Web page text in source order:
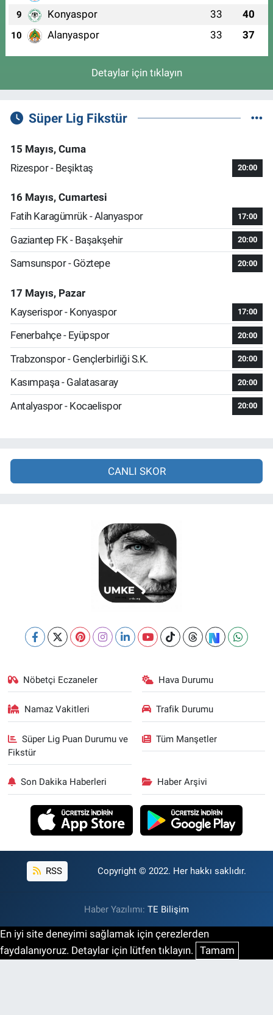
9 Konyaspor 33 40
10 Alanyaspor 33 37
Detaylar için tıklayın
Süper Lig Fikstür
15 Mayıs, Cuma
Rizespor - Beşiktaş
20:00
16 Mayıs, Cumartesi
Fatih Karagümrük - Alanyaspor
17:00
Gaziantep FK - Başakşehir 20:00
Samsunspor - Göztepe 20:00
17 Mayıs, Pazar
Kayserispor - Konyaspor
17:00
Fenerbahçe - Eyüpspor 20:00
Trabzonspor - Gençlerbirliği S.K. 20:00
Kasımpaşa - Galatasaray 20:00
Antalyaspor - Kocaelispor 20:00
CANLI SKOR
Nöbetçi Eczaneler Hava Durumu
Namaz Vakitleri Trafik Durumu
Süper Lig Puan Durumu ve
Fikstür
Tüm Manşetler
Son Dakika Haberleri Haber Arşivi
RSS Copyright © 2022. Her hakkı saklıdır.
Haber Yazılımı: TE Bilişim
En iyi site deneyimi sağlamak için çerezlerden
faydalanıyoruz. Detaylar için lütfen tıklayın. Tamam